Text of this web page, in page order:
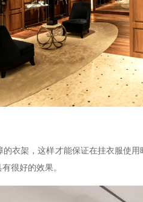
衣架，这样才能保证在挂衣服使
很好的效果。